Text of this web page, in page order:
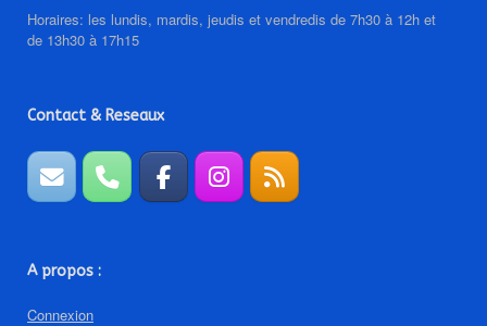
Horaires: les lundis, mardis, jeudis et vendredis de 7h30 à 12h et
de 13h30 à 17h15
Contact & Reseaux
A propos :
Connexion